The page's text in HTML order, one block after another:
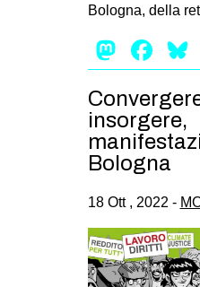
Bologna, della
insorgere,
Bologna
18 Ott , 2022 -